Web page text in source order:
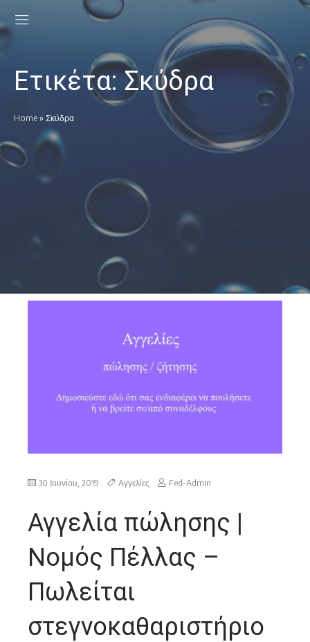
Ετικέτα:Σκύδρα
Home » Σκύδρα
30 Ιουνίου, 2019 Αγγελίες Fed-Admin
Αγγελία πώλησης |
Νομός Πέλλας –
Πωλείται
στεγνοκαθαριστήριο